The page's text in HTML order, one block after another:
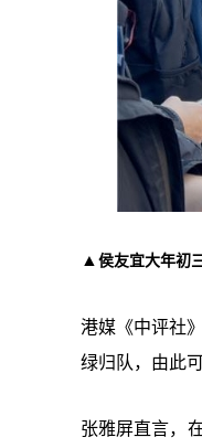
▲ 侯友宜大年初
港媒《中评社
绿归队，由此
张雅屏直言，